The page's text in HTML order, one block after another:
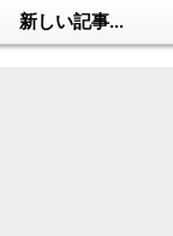
新しい記事...